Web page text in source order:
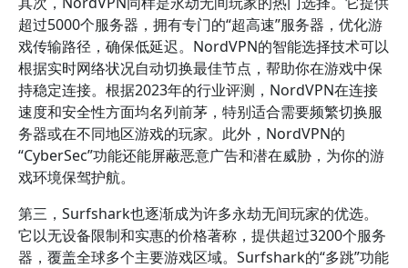
超过5000个服务器，拥有专门的“超高速”服务器，优化游
戏传输路径，确保低延迟。NordVPN的智能选择技术可以
根据实时网络状况自动切换最佳节点，帮助你在游戏中保
持稳定连接。根据2023年的行业评测，NordVPN在连接
速度和安全性方面均名列前茅，特别适合需要频繁切换服
务器或在不同地区游戏的玩家。此外，NordVPN的
“CyberSec”功能还能屏蔽恶意广告和潜在威胁，为你的游
戏环境保驾护航。
第三，Surfshark也逐渐成为许多永劫无间玩家的优选。
它以无设备限制和实惠的价格著称，提供超过3200个服务
器，覆盖全球多个主要游戏区域。Surfshark的“多跳”功能